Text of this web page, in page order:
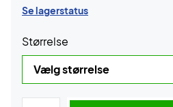
Se lagerstatus
Størrelse